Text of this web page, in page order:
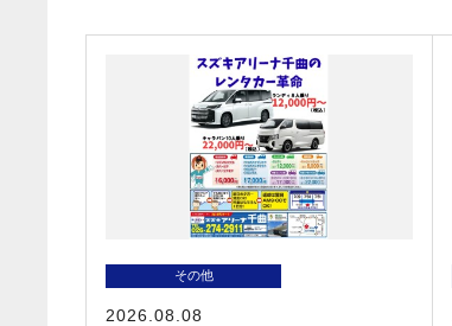
その他
2026.08.08